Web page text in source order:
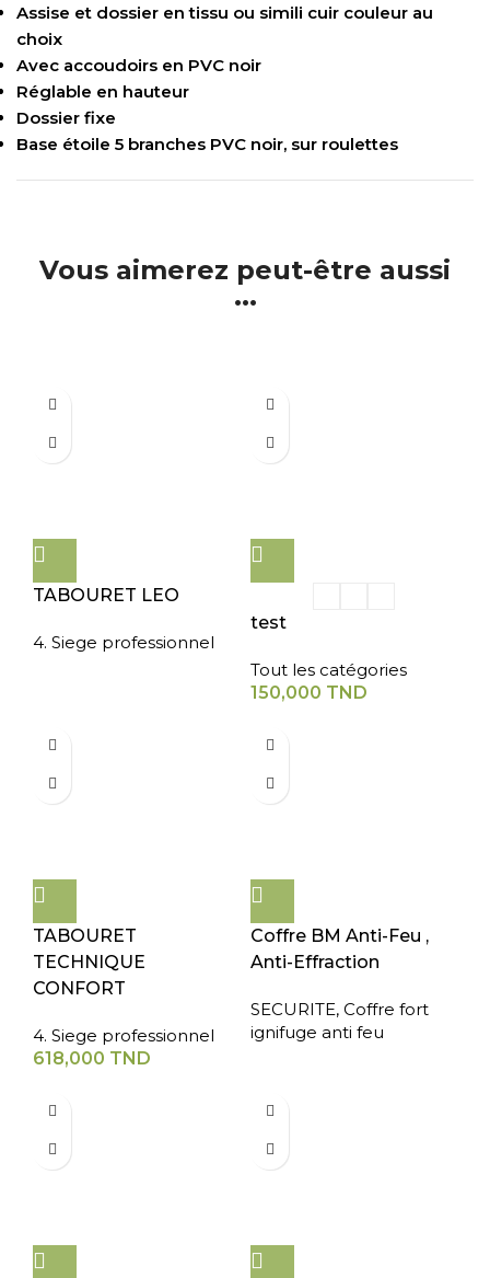
Assise et dossier en tissu ou simili cuir couleur au
choix
Avec accoudoirs en PVC noir
Réglable en hauteur
Dossier fixe
Base étoile 5 branches PVC noir, sur roulettes
Vous aimerez peut-être aussi
...
TABOURET LEO
4. Siege professionnel
test
Tout les catégories
150,000 TND
TABOURET
TECHNIQUE
CONFORT
4. Siege professionnel
618,000 TND
Coffre BM Anti-Feu ,
Anti-Effraction
SECURITE, Coffre fort
ignifuge anti feu